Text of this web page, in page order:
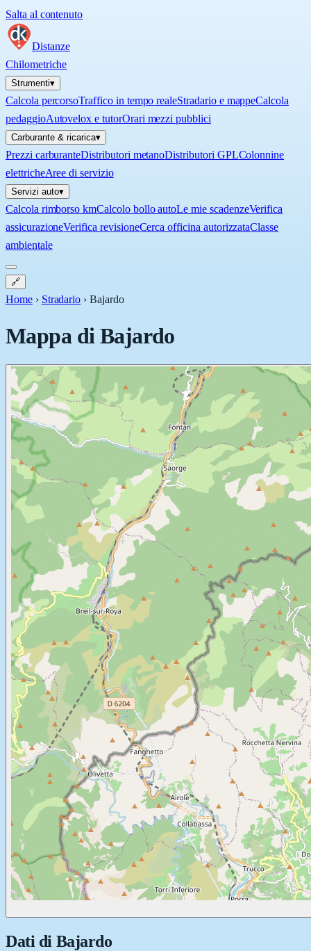
Salta al contenuto
Distanze
Chilometriche
Strumenti▾
Calcola percorsoTraffico in tempo realeStradario e mappeCalcola
pedaggioAutovelox e tutorOrari mezzi pubblici
Carburante & ricarica▾
Prezzi carburanteDistributori metanoDistributori GPLColonnine
elettricheAree di servizio
Servizi auto▾
Calcola rimborso kmCalcolo bollo autoLe mie scadenzeVerifica
assicurazioneVerifica revisioneCerca officina autorizzataClasse
ambientale
🔗
Home › Stradario ›Bajardo
Mappa diBajardo
Dati di Bajardo